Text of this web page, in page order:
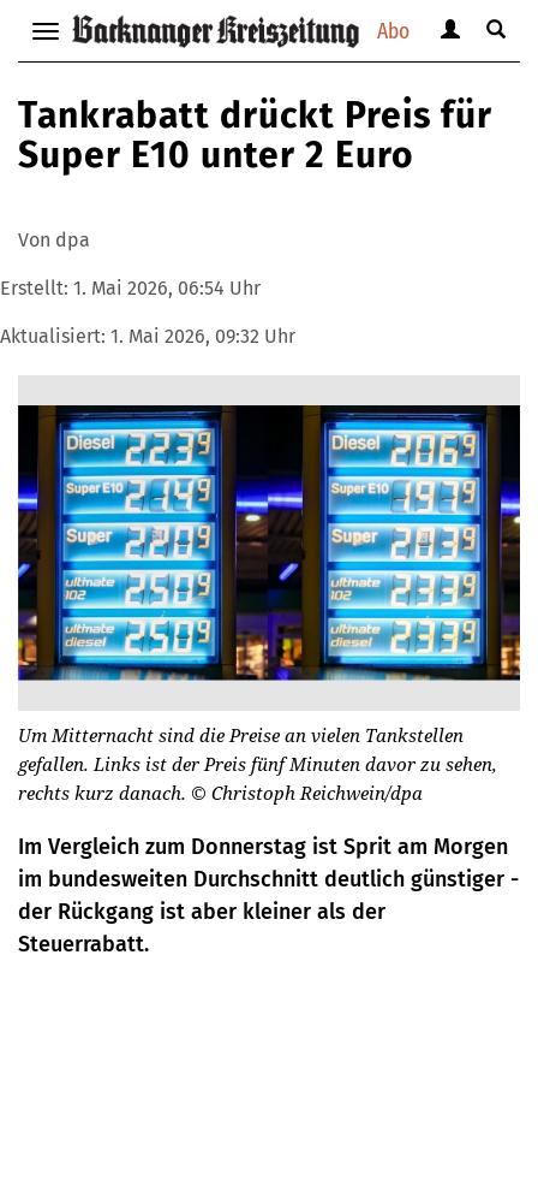
Abo
Navigation
anzeigen
verbergen
anzeigen
verbergen
Suche
Tankrabatt drückt Preis für
Super E10 unter 2 Euro
Von dpa
Erstellt: 1. Mai 2026, 06:54 Uhr
Aktualisiert: 1. Mai 2026, 09:32 Uhr
Um Mitternacht sind die Preise an vielen Tankstellen
gefallen. Links ist der Preis fünf Minuten davor zu sehen,
rechts kurz danach. © Christoph Reichwein/dpa
Im Vergleich zum Donnerstag ist Sprit am Morgen
im bundesweiten Durchschnitt deutlich günstiger -
der Rückgang ist aber kleiner als der
Steuerrabatt.